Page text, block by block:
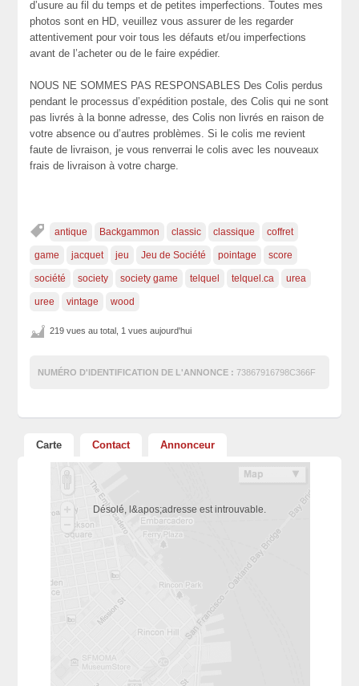
d’usure au fil du temps et de petites imperfections. Toutes mes
photos sont en HD, veuillez vous assurer de les regarder
attentivement pour voir tous les défauts et/ou imperfections
avant de l’acheter ou de le faire expédier.
NOUS NE SOMMES PAS RESPONSABLES Des Colis perdus
pendant le processus d’expédition postale, des Colis qui ne sont
pas livrés à la bonne adresse, des Colis non livrés en raison de
votre absence ou d’autres problèmes. Si le colis me revient
faute de livraison, je vous renverrai le colis avec les nouveaux
frais de livraison à votre charge.
antique Backgammon classic classique coffret
game jacquet jeu Jeu de Société pointage score
société society society game telquel telquel.ca urea
uree vintage wood
219 vues au total, 1 vues aujourd'hui
NUMÉRO D'IDENTIFICATION DE L'ANNONCE : 73867916798C366F
Carte Contact Annonceur
Désolé, l&apos;adresse est introuvable.